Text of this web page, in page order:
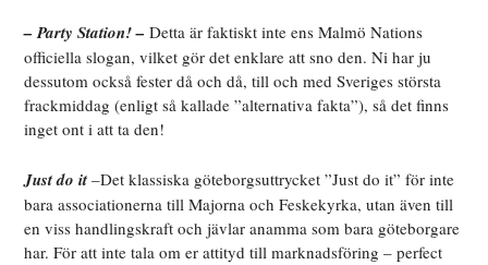
– Party Station!­– Detta är faktiskt inte ens Malmö Nations
officiella slogan, vilket gör det enklare att sno den. Ni har ju
dessutom också fester då och då, till och med Sveriges största
frackmiddag (enligt så kallade ”alternativa fakta”), så det finns
inget ont i att ta den!
Just do it–Det klassiska göteborgsuttrycket ”Just do it” för inte
bara associationerna till Majorna och Feskekyrka, utan även till
en viss handlingskraft och jävlar anamma som bara göteborgare
har. För att inte tala om er attityd till marknadsföring – perfect